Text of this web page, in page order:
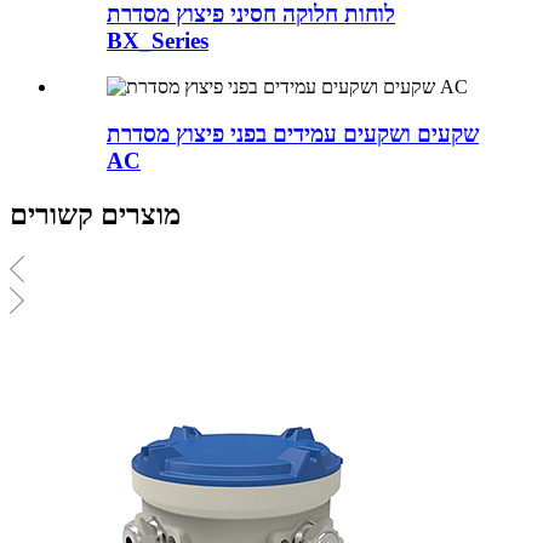
לוחות חלוקה חסיני פיצוץ מסדרת
BX_Series
שקעים ושקעים עמידים בפני פיצוץ מסדרת
AC
מוצרים קשורים